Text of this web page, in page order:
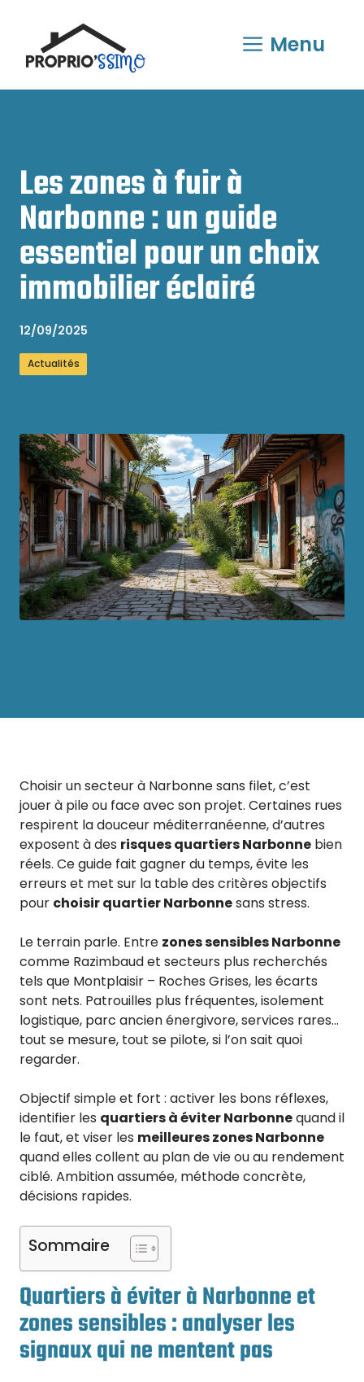
contenu
Menu
Les zones à fuir à
Narbonne : un guide
essentiel pour un choix
immobilier éclairé
12/09/2025
Actualités
Choisir un secteur à Narbonne sans filet, c’est
jouer à pile ou face avec son projet. Certaines rues
respirent la douceur méditerranéenne, d’autres
exposent à des risques quartiers Narbonne bien
réels. Ce guide fait gagner du temps, évite les
erreurs et met sur la table des critères objectifs
pour choisir quartier Narbonnesans stress.
Le terrain parle. Entre zones sensibles Narbonne
comme Razimbaud et secteurs plus recherchés
tels que Montplaisir – Roches Grises, les écarts
sont nets. Patrouilles plus fréquentes, isolement
logistique, parc ancien énergivore, services rares…
tout se mesure, tout se pilote, si l’on sait quoi
regarder.
Objectif simple et fort : activer les bons réflexes,
identifier les quartiers à éviter Narbonnequand il
le faut, et viser les meilleures zones Narbonne
quand elles collent au plan de vie ou au rendement
ciblé. Ambition assumée, méthode concrète,
décisions rapides.
Sommaire
Quartiers à éviter à Narbonne et
zones sensibles : analyser les
signaux qui ne mentent pas